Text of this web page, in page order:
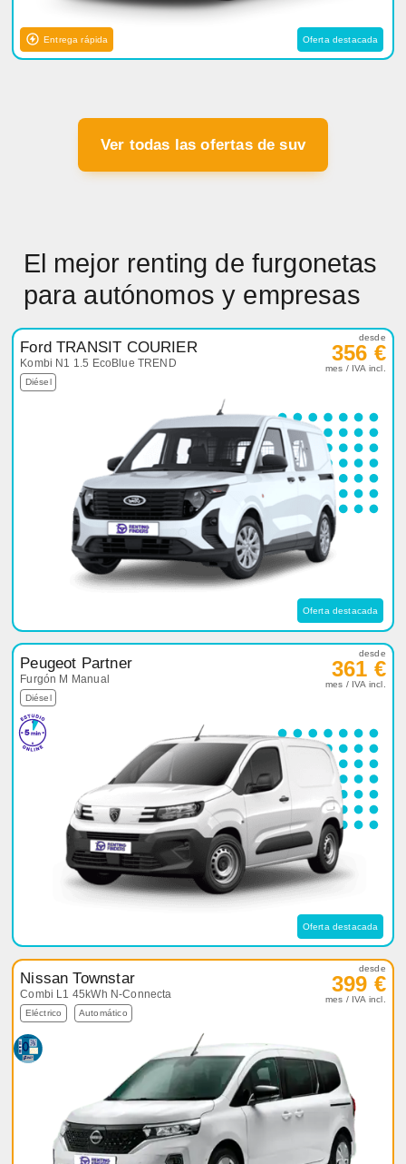
Entrega rápida Oferta destacada
Ver todas las ofertas de suv
El mejor renting de furgonetas
para autónomos y empresas
Ford TRANSIT COURIER
Kombi N1 1.5 EcoBlue TREND
Diésel
desde
356 €
mes / IVA incl.
Oferta destacada
Peugeot Partner
Furgón M Manual
Diésel
desde
361 €
mes / IVA incl.
Oferta destacada
Nissan Townstar
Combi L1 45kWh N-Connecta
Eléctrico Automático
desde
399 €
mes / IVA incl.